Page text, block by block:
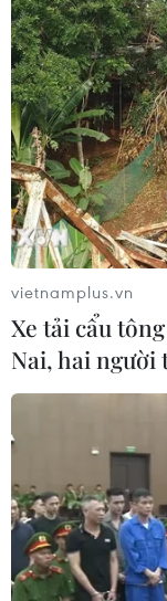
vietnamplus.vn
Xe tải cẩu
Nai, hai người